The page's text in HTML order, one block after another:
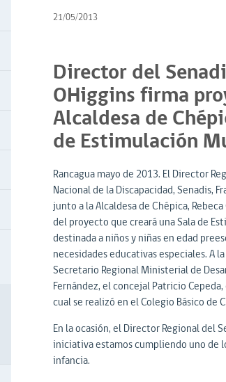
21/05/2013
Director del
OHiggins firma
Alcaldesa de
de Estimulación
Rancagua mayo de 2013. El Director
Nacional de la Discapacidad, Senadis,
junto a la Alcaldesa de Chépica,
del proyecto que creará una Sala de
destinada a niños y niñas en edad
necesidades educativas especiales. A
Secretario Regional Ministerial de
Fernández, el concejal Patricio
cual se realizó en el Colegio Básico de
En la ocasión, el Director Regional del
iniciativa estamos cumpliendo uno de
infancia.